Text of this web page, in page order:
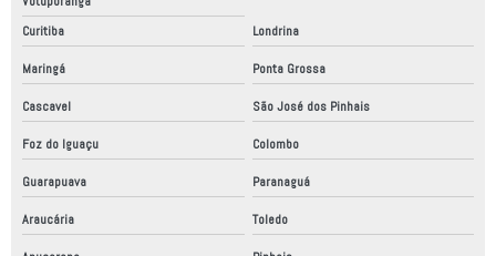
Robótica industrial
Robótica industrial alimentos
Robotização industrial
Serviço de automação industrial
Serviço de automação industrial em sp
Curitiba
Londrina
Maringá Ponta Grossa
Cascavel São José dos Pinhais
Foz do Iguaçu Colombo
Guarapuava Paranaguá
Araucária Toledo